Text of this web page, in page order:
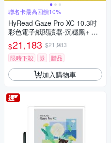
聯名卡最高回饋10%
HyRead Gaze Pro XC 10.3吋
彩色電子紙閱讀器-沉穩黑+ 磁
吸捲折套 (組合)
$21,183 $21,983
限時下殺
券 贈品
加入購物車